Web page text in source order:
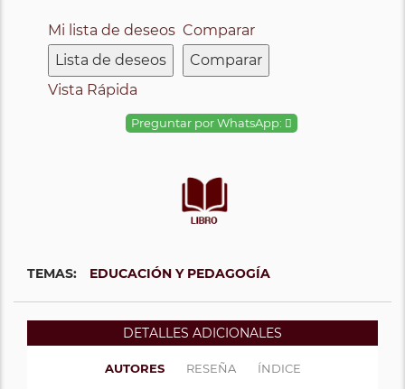
Mi lista de deseos
Lista de deseos
Comparar
Comparar
Vista Rápida
Preguntar por WhatsApp:
TEMAS: EDUCACIÓN Y PEDAGOGÍA
DETALLES ADICIONALES
AUTORES RESEÑA ÍNDICE